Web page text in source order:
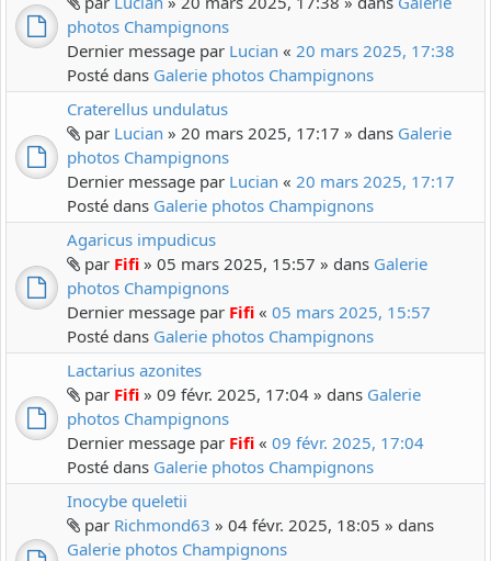
photos Champignons
Dernier message par Lucian « 20 mars 2025, 17:38
Posté dans Galerie photos Champignons
Craterellus undulatus
par Lucian » 20 mars 2025, 17:17 » dans Galerie
photos Champignons
Dernier message par Lucian « 20 mars 2025, 17:17
Posté dans Galerie photos Champignons
Agaricus impudicus
par Fifi » 05 mars 2025, 15:57 » dans Galerie
photos Champignons
Dernier message par Fifi « 05 mars 2025, 15:57
Posté dans Galerie photos Champignons
Lactarius azonites
par Fifi » 09 févr. 2025, 17:04 » dans Galerie
photos Champignons
Dernier message par Fifi « 09 févr. 2025, 17:04
Posté dans Galerie photos Champignons
Inocybe queletii
par Richmond63 » 04 févr. 2025, 18:05 » dans
Galerie photos Champignons